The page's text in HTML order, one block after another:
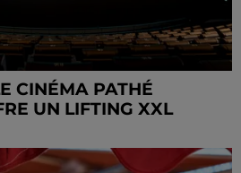
CINÉMA PATHÉ
UN LIFTING XXL